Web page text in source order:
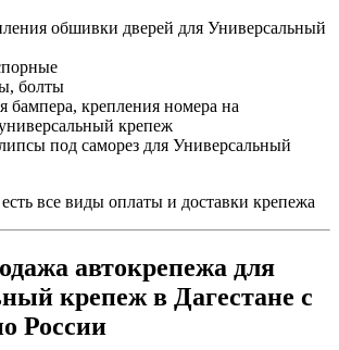
обшивки дверей для Универсальный
болты
бампера, крепления номера на
крепеж
под саморез для Универсальный
все виды оплаты и доставки крепежа
автокрепежа для
крепеж в Дагестане с
России